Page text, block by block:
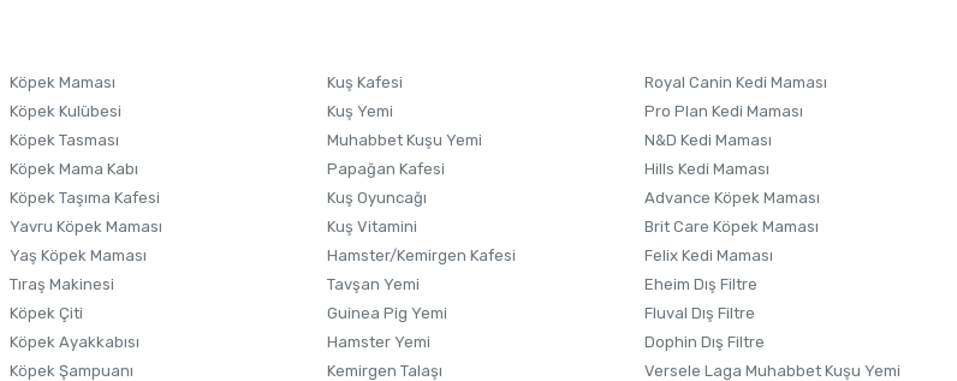
Ürünü Satın Al ve Yorumla
Gönder
Köpek Maması
Köpek Kulübesi
Köpek Tasması
Köpek Mama Kabı
Köpek Taşıma Kafesi
Yavru Köpek Maması
Yaş Köpek Maması
Tıraş Makinesi
Köpek Çiti
Köpek Ayakkabısı
Köpek Şampuanı
Kuş Kafesi
Kuş Yemi
Muhabbet Kuşu Yemi
Papağan Kafesi
Kuş Oyuncağı
Kuş Vitamini
Hamster/Kemirgen Kafesi
Tavşan Yemi
Guinea Pig Yemi
Hamster Yemi
Kemirgen Talaşı
Royal Canin Kedi Maması
Pro Plan Kedi Maması
N&D Kedi Maması
Hills Kedi Maması
Advance Köpek Maması
Brit Care Köpek Maması
Felix Kedi Maması
Eheim Dış Filtre
Fluval Dış Filtre
Dophin Dış Filtre
Versele Laga Muhabbet Kuşu Yemi